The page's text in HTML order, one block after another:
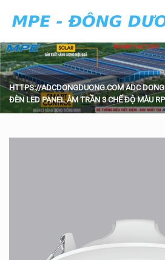
HTTPS://ADCDONGDUONG.COM ADC
ĐÈN LED PANEL ÂM TRẦN 3 CHẾ ĐỘ MÀU